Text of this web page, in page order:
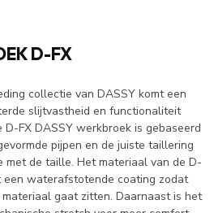
D-FX
collectie van DASSY komt een
slijtvastheid en functionaliteit
D-FX DASSY werkbroek is gebaseerd
pijpen en de juiste taillering
met de taille. Het materiaal van de D-
een waterafstotende coating zodat
gaat zitten. Daarnaast is het